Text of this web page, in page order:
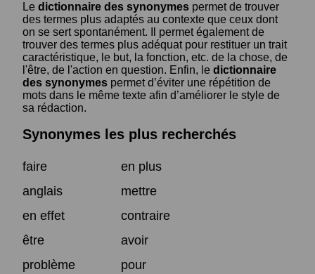
Le dictionnaire des synonymes permet de trouver
des termes plus adaptés au contexte que ceux dont
on se sert spontanément. Il permet également de
trouver des termes plus adéquat pour restituer un trait
caractéristique, le but, la fonction, etc. de la chose, de
l'être, de l'action en question. Enfin, le dictionnaire
des synonymes permet d’éviter une répétition de
mots dans le même texte afin d’améliorer le style de
sa rédaction.
Synonymes les plus recherchés
faire
en plus
anglais
mettre
en effet
contraire
être
avoir
problème
pour